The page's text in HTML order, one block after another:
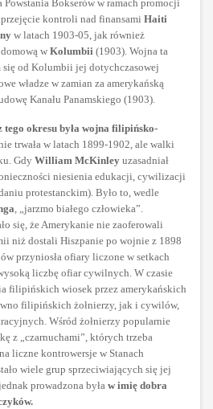
Powstania Bokserów w ramach promocji
kontroli nad finansami Haiti
w latach 1903-05, jak również
w Kolumbii (1903). Wojna ta
się od Kolumbii jej dotychczasowej
władze w zamian za amerykańską
Kanału Panamskiego (1903).
okresu była wojna filipińsko-
trwała w latach 1899-1902, ale walki
Gdy William McKinley uzasadniał
niesienia edukacji, cywilizacji
protestanckim). Było to, wedle
, „jarzmo białego człowieka”.
się, że Amerykanie nie zaoferowali
niż dostali Hiszpanie po wojnie z 1898
przyniosła ofiary liczone w setkach
liczbę ofiar cywilnych. W czasie
filipińskich wiosek przez amerykańskich
filipińskich żołnierzy, jak i cywilów,
Wśród żołnierzy popularnie
z „czarnuchami”, których trzeba
liczne kontrowersje w Stanach
wiele grup sprzeciwiających się jej
prowadzona była w imię dobra